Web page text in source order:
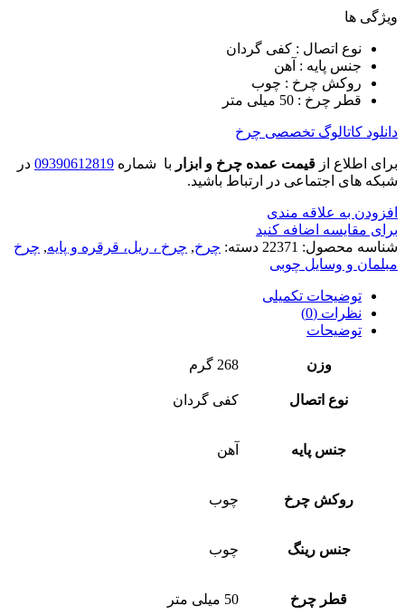
ویژگی ها
نوع اتصال : کفی گردان
جنس پایه : آهن
روکش چرخ : چوب
قطر چرخ : 50 میلی متر
دانلود کاتالوگ تخصصی چرخ
برای اطلاع از قیمت عمده چرخ و ابزار با شماره 09390612819 در
شبکه های اجتماعی در ارتباط باشید.
افزودن به علاقه مندی
برای مقایسه اضافه کنید
شناسه محصول: 22371 دسته: چرخ, چرخ ، ریل، قرقره و پایه, چرخ
مبلمان و وسایل چوبی
توضیحات تکمیلی
نظرات (0)
توضیحات
وزن 268 گرم
نوع اتصال کفی گردان
جنس پایه آهن
روکش چرخ چوب
جنس رینگ چوب
قطر چرخ 50 میلی متر